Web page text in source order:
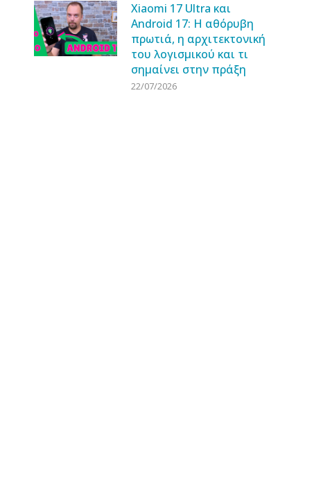
Xiaomi 17 Ultra και
Android 17: Η αθόρυβη
πρωτιά, η αρχιτεκτονική
του λογισμικού και τι
σημαίνει στην πράξη
22/07/2026